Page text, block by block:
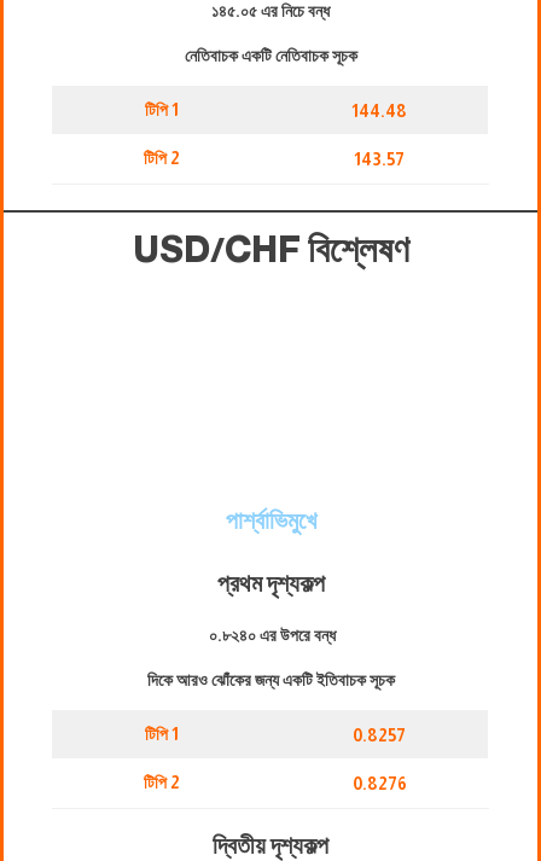
১৪৫.০৫ এর নিচে বন্ধ
নেতিবাচক একটি নেতিবাচক সূচক
টিপি 1 144.48
টিপি 2 143.57
USD/CHF বিশ্লেষণ
পার্শ্বাভিমুখে
প্রথম দৃশ্যকল্প
০.৮২৪০ এর উপরে বন্ধ
দিকে আরও ঝোঁকের জন্য একটি ইতিবাচক সূচক
টিপি 1 0.8257
টিপি 2 0.8276
দ্বিতীয় দৃশ্যকল্প